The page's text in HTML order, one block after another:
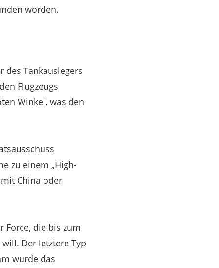
worden.
des Tankauslegers
Flugzeugs
Winkel, was den
zu einem „High-
China oder
Force, die bis zum
will. Der letztere Typ
wurde das